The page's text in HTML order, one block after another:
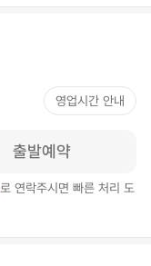
영업시간 안내
출발예약
로 연락주시면 빠른 처리 도